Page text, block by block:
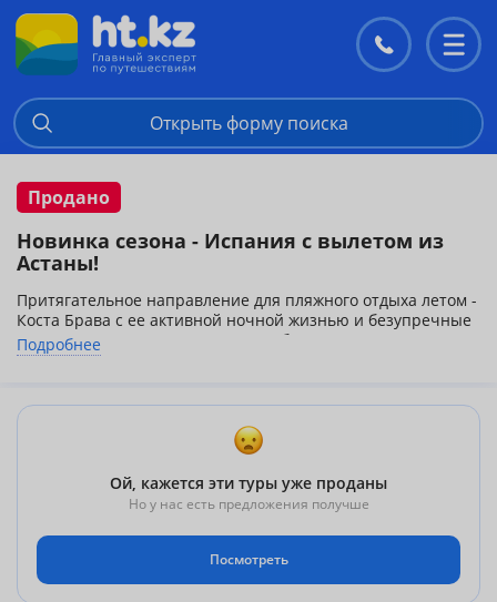
Контакты
меню
Открыть форму поиска
Продано
Новинка сезона - Испания с вылетом из
Астаны!
Притягательное направление для пляжного отдыха летом -
Коста Брава с ее активной ночной жизнью и безупречные
пляжи Коста Дорады! А еще у Вас будет возможность
прогуляться по античным улочкам Барселоны, увидеть
в уютном кафе где то на Ла-Рамбле и напоследок конечно
же шопинг!
***Авиаперелет Астана-Барселона-Астана авиакомпанией
Дополнительно оплачивается виза 60 евро
Подробнее
Ой, кажется эти туры уже проданы
Но у нас есть предложения получше
Посмотреть